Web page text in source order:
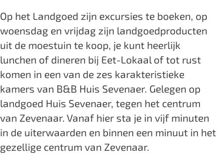
e
v
e
n
a
e
r
s
S
e
v
e
n
a
e
r
i
s
S
e
v
e
n
a
e
r
i
s
S
e
v
e
n
a
e
r
Op het Landgoed zijn excursies te boeken, op
woensdag en vrijdag zijn landgoedproducten
uit de moestuin te koop, je kunt heerlijk
lunchen of dineren bij Eet-Lokaal of tot rust
komen in een van de zes karakteristieke
kamers van B&B Huis Sevenaer. Gelegen op
landgoed Huis Sevenaer, tegen het centrum
van Zevenaar. Vanaf hier sta je in vijf minuten
in de uiterwaarden en binnen een minuut in het
gezellige centrum van Zevenaar.